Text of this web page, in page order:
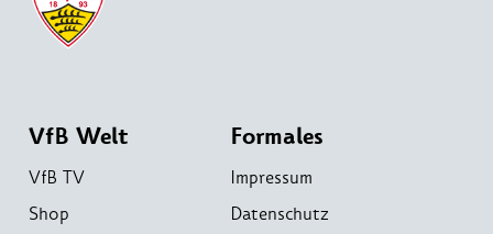
VfB Welt
VfB TV
Shop
Formales
Impressum
Datenschutz